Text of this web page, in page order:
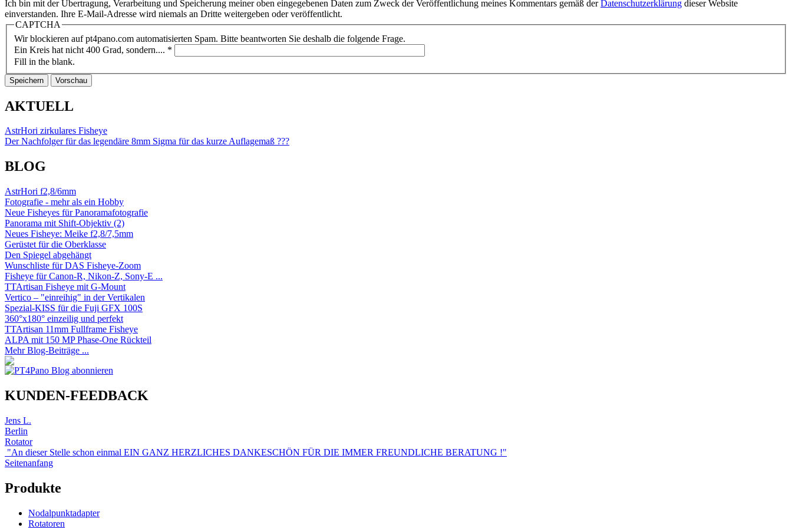
Ich bin mit der Übertragung, Verarbeitung und Speicherung meiner oben eingegebenen Daten zum Zweck der Veröffentlichung meines Kommentars gemäß derDatenschutzerklärung dieser Website
einverstanden. Ihre E-Mail-Adresse wird niemals an Dritte weitergeben oder veröffentlicht.
CAPTCHA
Wir blockieren auf pt4pano.com automatisierten Spam. Bitte beantworten Sie deshalb die folgende Frage.
Ein Kreis hat nicht 400 Grad, sondern.... *
Fill in the blank.
AKTUELL
AstrHori zirkulares Fisheye
Der Nachfolger für das legendäre 8mm Sigma für das kurze Auflagemaß ???
BLOG
AstrHori f2,8/6mm
Fotografie - mehr als ein Hobby
Neue Fisheyes für Panoramafotografie
Panorama mit Shift-Objektiv (2)
Neues Fisheye: Meike f2,8/7,5mm
Gerüstet für die Oberklasse
Den Spiegel abgehängt
Wunschliste für DAS Fisheye-Zoom
Fisheye für Canon-R, Nikon-Z, Sony-E ...
TTArtisan Fisheye mit G-Mount
Vertico – "einreihig" in der Vertikalen
Spezial-KISS für die Fuji GFX 100S
360°x180° einzeilig und perfekt
TTArtisan 11mm Fullframe Fisheye
ALPA mit 150 MP Phase-One Rückteil
Mehr Blog-Beiträge ...
KUNDEN-FEEDBACK
Jens L.
Berlin
Rotator
"An dieser Stelle schon einmal EIN GANZ HERZLICHES DANKESCHÖN FÜR DIE IMMER FREUNDLICHE BERATUNG !"
Seitenanfang
Produkte
Nodalpunktadapter
Rotatoren